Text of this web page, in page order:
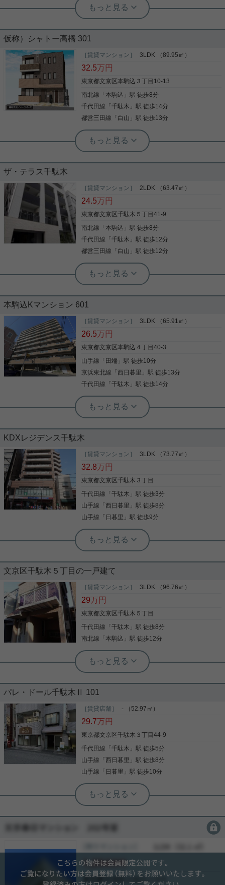
実用春日ホーム 白山店 西野健太
振り分けたいプの2LDK★角部屋で収
納豊富なお部屋です！
取り♪ リビングと寝室も振分けで離れているため、
帰宅時間の異なるお二人にもお勧めです。 浴室乾
な収納など 設備の整ったお部屋です。 千駄木小学区
ですので、お子様のいるご家庭にもおすすめです。
引っ越しをご希望の方も間に合うかもしれません。
気になる方は是非お早めに！ 白山店までお問合せ下
さいませ。
写真(9)
根津駅前センター（実用根津ホーム株式会社 根津駅前センター） スタ
ッフ小西
充実した設備の新築
室内設備は追い焚き・エアコン・システムキッチン
など大変充実しております。66.73平米のお部屋で
す。火を使わずにお料理ができるIHキッチンはいか
がですか。バルコニー付きの物件です。インターネ
ネットを使用でき映画やドラマをたくさん見たい方
にもおすすめです。快適な生活を実現してくれる要
素の一つに、住まいというものがあるのだと思いま
す。当社に住まい探しのお手伝いをさせて下さい。
写真(9)
詳細を見る
仮称）シャトー高橋 301
［賃貸マンション］ 3LDK （89.95㎡）
32.5万円
東京都文京区本駒込３丁目10-13
南北線 「本駒込 」駅 徒歩8分
千代田線 「千駄木 」駅 徒歩14分
都営三田線 「 白山 」駅 徒歩13分
根津駅前センター（実用根津ホーム株式会社 根津駅前センター） スタ
ッフ小西
新着情報
住宅地から８０㎡超の新築登場
詳細を見る
ザ・テラス千駄木
［賃貸マンション］ 2LDK （63.47㎡）
24.5万円
東京都文京区千駄木５丁目41-9
南北線 「本駒込 」駅 徒歩8分
千代田線 「千駄木 」駅 徒歩12分
都営三田線 「 白山 」駅 徒歩12分
根津駅前センター（実用根津ホーム株式会社 根津駅前センター） スタ
ッフ小西
高台に佇むファミリータイプ
ぜひ一度見ていただきたい、「ザ・テラス千駄木」
です。文京区立千駄木小学校が通学範囲内、学校ま
で徒歩4分。この物件は強度の高いRC構造です。こ
ちらは家賃27.3万円の物件です。南北線本駒込周辺
前センターに一度ご連絡下さい。連絡先は03-3822-
6150からお待ちしております。
写真(9)
詳細を見る
本駒込Kマンション 601
［賃貸マンション］ 3LDK （65.91㎡）
26.5万円
東京都文京区本駒込４丁目40-3
山手線 「 田端 」駅 徒歩10分
京浜東北線 「西日暮里 」駅 徒歩13分
千代田線 「千駄木 」駅 徒歩14分
実用春日ホーム 茗荷谷駅前センター 齊藤敏孝
オートロック 宅配ボックス
ご覧頂きありがとうございます！ ご紹介するの『本
駒込Ｋマンション』 田端駅と西日暮里駅利用可能な
好立地！ オートロック付きでセキュリティもしっか
のＬ字型システムキッチン 独立洗面台 温水洗浄便座
南向きバルコニーなので、陽当たりも良好！ 少しで
も気になる方はお気軽にお問い合わせください！！
実用春日ホーム 茗荷谷店 堀田枝里
ファミリータイプ、3LDK☆南向き、
高階層！
紹介！ 南向きで高階層のため陽当たり良好☆ 眺望も
抜けて見えます！ キッチンにはグリルあり！ キッチ
つ！ 物件にはオートロックもあり セキュリティ面も
安心してお過ごしいただけます☆ お気軽にお問い合
どうぞ★ 実用春日ホーム株式会社 茗荷谷店 TEL：
03-6902-5021
写真(9)
KDXレジデンス千駄木
［賃貸マンション］ 3LDK （73.77㎡）
32.8万円
東京都文京区千駄木３丁目
千代田線 「千駄木 」駅 徒歩3分
山手線 「西日暮里 」駅 徒歩8分
山手線 「 日暮里 」駅 徒歩9分
実用春日ホーム 本店 市原怜奈
けられているので、衣類や日用品の収納に重宝しま
す。共用部には宅配ボックス・ゴミ出し24時間OK
などが揃っており、とても充実しています。室内設
備は浴室乾燥機・洗面所独立などが揃っているの
リティ面は、TVインターホン・オートロックなどを
備え付けているので安心して暮らせます。こちらの
談、お待ちしております。空き家の物件です。お部
屋探しも楽しくワクワクしながら選びましょう。文
京区エリアの千代田線千駄木近くの情報が満載で
写真(9)
文京区千駄木５丁目の一戸建て
［賃貸マンション］ 3LDK （96.76㎡）
29万円
東京都文京区千駄木５丁目
千代田線 「千駄木 」駅 徒歩8分
南北線 「本駒込 」駅 徒歩12分
根津駅前センター（実用根津ホーム株式会社 根津駅前センター） スタ
ッフ小西
車庫付き・ペット可物件
千駄木の住宅街からペット可の戸建てが登場
パレ・ドール千駄木Ⅱ 101
［賃貸店舗］ - （52.97㎡）
29.7万円
東京都文京区千駄木３丁目44-9
千代田線 「千駄木 」駅 徒歩5分
山手線 「西日暮里 」駅 徒歩8分
山手線 「 日暮里 」駅 徒歩10分
根津駅前センター（実用根津ホーム株式会社 根津駅前センター） スタ
ッフ小西
軽飲食相談可能の路面店
会員限定
会員限定
会員限定
-